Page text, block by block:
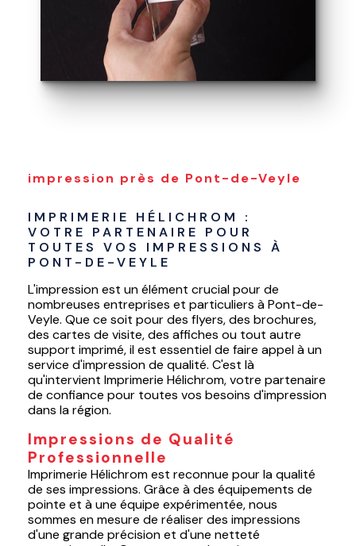
impression près de Pont-de-Veyle
IMPRIMERIE HÉLICHROM :
VOTRE PARTENAIRE POUR
TOUTES VOS IMPRESSIONS À
PONT-DE-VEYLE
L'impression est un élément crucial pour de
nombreuses entreprises et particuliers à Pont-de-
Veyle. Que ce soit pour des flyers, des brochures,
des cartes de visite, des affiches ou tout autre
support imprimé, il est essentiel de faire appel à un
service d'impression de qualité. C'est là
qu'intervient Imprimerie Hélichrom, votre partenaire
de confiance pour toutes vos besoins d'impression
dans la région.
Impressions de Qualité
Professionnelle
Imprimerie Hélichrom est reconnue pour la qualité
de ses impressions. Grâce à des équipements de
pointe et à une équipe expérimentée, nous
sommes en mesure de réaliser des impressions
d'une grande précision et d'une netteté